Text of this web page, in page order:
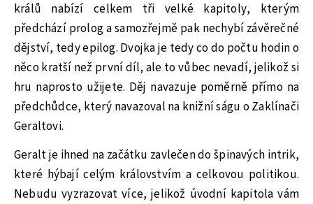
králů nabízí celkem tři velké kapitoly, kterým
předchází prolog a samozřejmě pak nechybí závěrečné
dějství, tedy epilog. Dvojka je tedy co do počtu hodin o
něco kratší než první díl, ale to vůbec nevadí, jelikož si
hru naprosto užijete. Děj navazuje poměrně přímo na
předchůdce, který navazoval na knižní ságu o Zaklínači
Geraltovi.
Geralt je ihned na začátku zavlečen do špinavých intrik,
které hýbají celým královstvím a celkovou politikou.
Nebudu vyzrazovat více, jelikož úvodní kapitola vám